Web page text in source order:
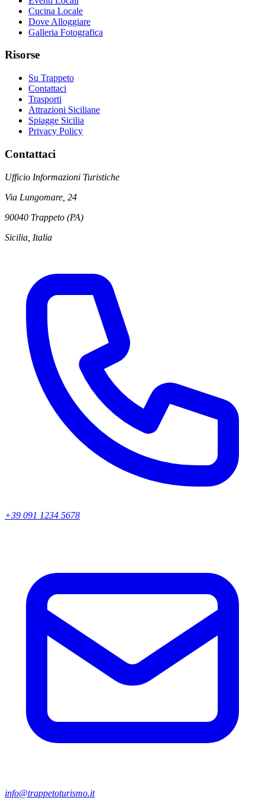
Cucina Locale
Dove Alloggiare
Galleria Fotografica
Risorse
Su Trappeto
Contattaci
Trasporti
Attrazioni Siciliane
Spiagge Sicilia
Privacy Policy
Contattaci
Ufficio Informazioni Turistiche
Via Lungomare, 24
90040 Trappeto (PA)
Sicilia, Italia
+39 091 1234 5678
info@trappetoturismo.it